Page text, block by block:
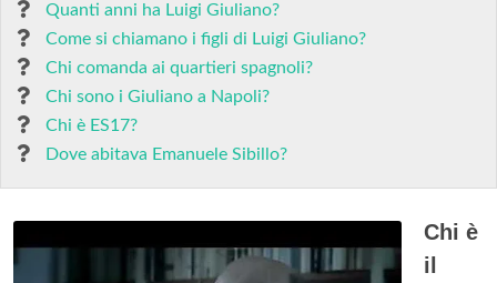
Quanti anni ha Luigi Giuliano?
Come si chiamano i figli di Luigi Giuliano?
Chi comanda ai quartieri spagnoli?
Chi sono i Giuliano a Napoli?
Chi è ES17?
Dove abitava Emanuele Sibillo?
Chi è
il